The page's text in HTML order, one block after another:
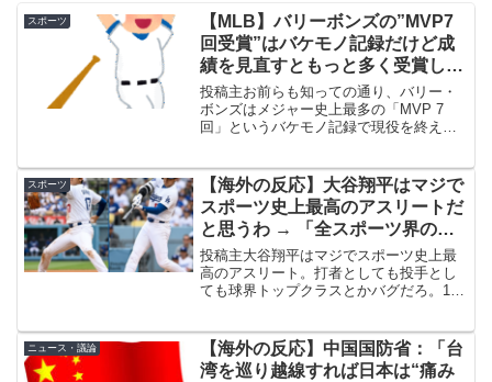
スポーツ
【MLB】バリーボンズの”MVP7
回受賞”はバケモノ記録だけど成
績を見直すともっと多く受賞して
もおかしくないよな → 「薬をや
ってようがやってまいが野球史上
最高の選手」「薬をやってた時点
投稿主お前らも知っての通り、バリー・
ボンズはメジャー史上最多の「MVP 7
回」というバケモノ記録で現役を終えた
をガチ分析したら、本当ならもっと多く
のMVPが彼の棚に並...
スポーツ
【海外の反応】大谷翔平はマジで
スポーツ史上最高のアスリートだ
と思うわ → 「全スポーツ界の
GOATは言い過ぎ」「野球界でも
まだGOATではないんじゃない
か」
投稿主大谷翔平はマジでスポーツ史上最
高のアスリート。打者としても投手とし
ても球界トップクラスとかバグだろ。160
識を完全にぶっ壊してるし、野球ってい
う一番チーム力が...
ニュース・議論
【海外の反応】中国国防省：「台
湾を巡り越線すれば日本は“痛み